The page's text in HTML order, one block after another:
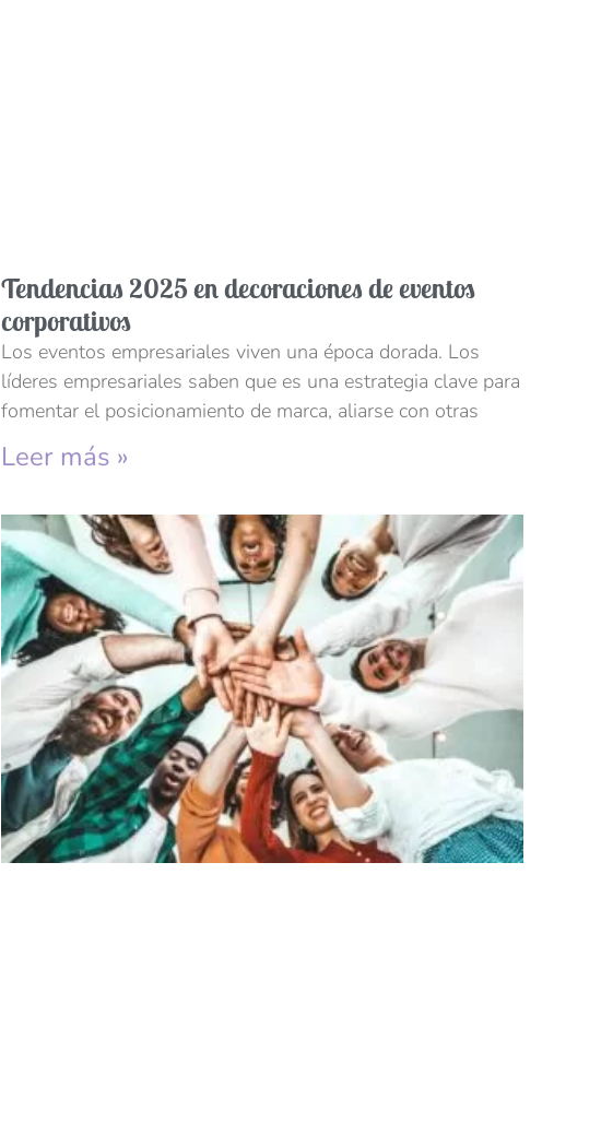
Tendencias 2025 en decoraciones de eventos
corporativos
Los eventos empresariales viven una época dorada. Los
líderes empresariales saben que es una estrategia clave para
fomentar el posicionamiento de marca, aliarse con otras
Leer más »